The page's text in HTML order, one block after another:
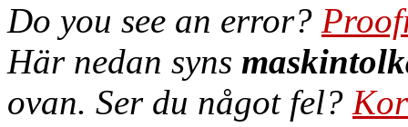
Do you see an error?
Här nedan syns
ovan. Ser du något fel?